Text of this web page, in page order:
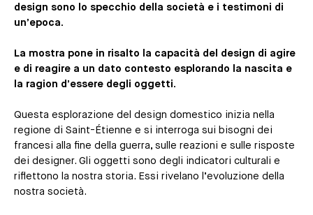
design sono lo specchio della società e i testimoni di
un’epoca.
La mostra pone in risalto la capacità del design di agire
e di reagire a un dato contesto esplorando la nascita e
la ragion d’essere degli oggetti.
Questa esplorazione del design domestico inizia nella
regione di Saint-Étienne e si interroga sui bisogni dei
francesi alla fine della guerra, sulle reazioni e sulle risposte
dei designer. Gli oggetti sono degli indicatori culturali e
riflettono la nostra storia. Essi rivelano l’evoluzione della
nostra società.